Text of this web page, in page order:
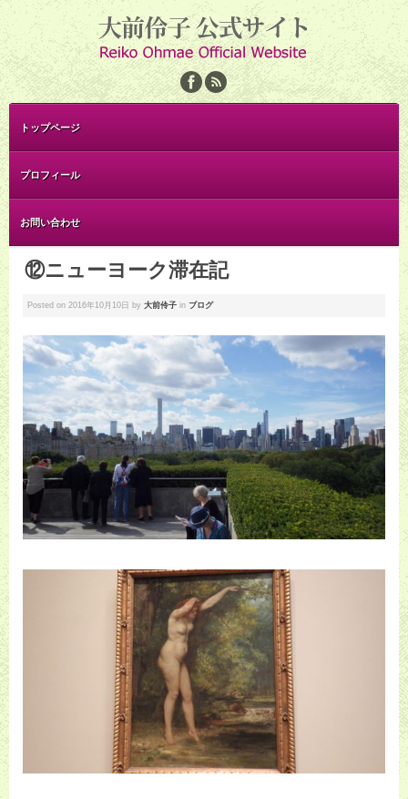
トップページ
プロフィール
お問い合わせ
⑫ニューヨーク滞在記
Posted on 2016年10月10日 by 大前伶子 in ブログ